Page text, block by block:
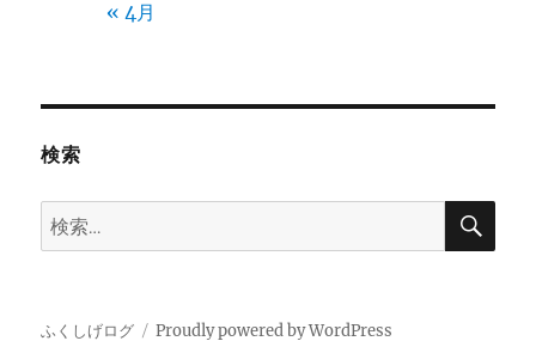
« 4月
検索
検
索:
検
ふくしげログ Proudly powered by WordPress